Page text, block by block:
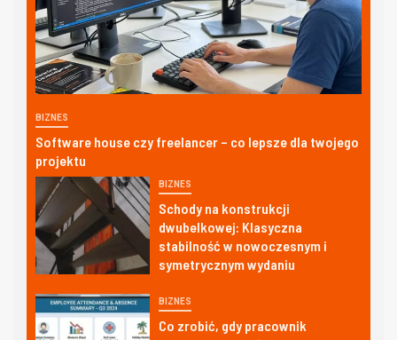
BIZNES
Software house czy freelancer – co lepsze dla twojego
projektu
BIZNES
Schody na konstrukcji
dwubelkowej: Klasyczna
stabilność w nowoczesnym i
symetrycznym wydaniu
BIZNES
Co zrobić, gdy pracownik